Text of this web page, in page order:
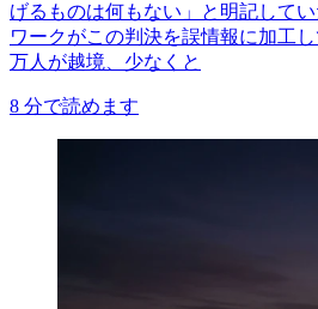
げるものは何もない」と明記して
ワークがこの判決を誤情報に加工
万人が越境、少なくと
8 分で読めます